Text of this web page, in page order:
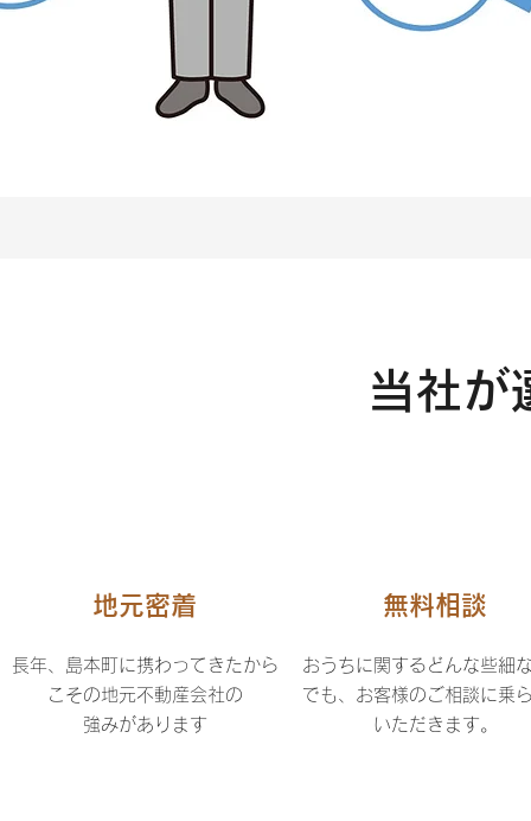
地元密着
長年、島本町に携わってきたから
こその地元不動産会社の
強みがあります
無料相談
おうちに関するどんな些細
でも、お客様のご相談に乗
いただきます。
当社が